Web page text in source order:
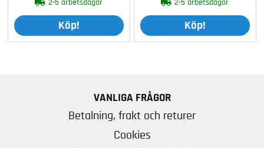
2-5 arbetsdagar
Köp!
2-5 arbetsdagar
Köp!
VANLIGA FRÅGOR
Betalning, frakt och returer
Cookies